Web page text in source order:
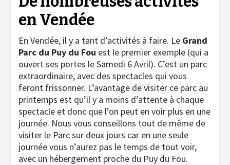
en Vendée
En Vendée, il y a tant d’activités à faire. Le Grand
Parc du Puy du Fou est le premier exemple (qui a
ouvert ses portes le Samedi 6 Avril). C’est un parc
extraordinaire, avec des spectacles qui vous
feront frissonner. L’avantage de visiter ce parc au
printemps est qu’il y a moins d’attente à chaque
spectacle et donc que l’on peut en voir plus en une
journée. Nous vous conseillons tout de même de
visiter le Parc sur deux jours car en une seule
journée vous n’aurez pas le temps de tout voir,
avec un hébergement proche du Puy du Fou.